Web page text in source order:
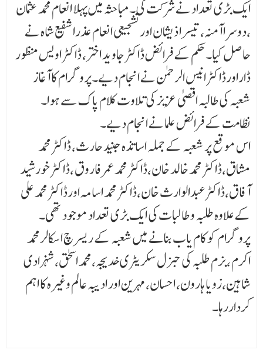
ایک بڑی تعداد نے شرکت کی۔مباحثہ میں پہلا انعام محمد عثمان
،دوسرا آمنہ،تیسرا ذیشان اور تشجیعی انعام عذرا شفیع شاہ نے
حاصل کیا۔حکم کے فرائض ڈاکٹر جاوید اختر، ڈاکٹر اویس منظور
ڈاراورڈاکٹر انیس الر حمن نے انجام دیے۔پروگرام کا آغاز
شعبہ کی طالبہ اقصیٰ عزیز کی تلاوت کلام پاک سے ہوا۔
نظامت کے فرائض علما نے انجام دیے۔
اس موقع پر شعبہ کے جملہ اساتذہ جنید حارث، ڈاکٹر محمد
مشاق،ڈاکٹر محمد خالد خان،ڈاکٹر محمد عمر فاروق ،ڈاکٹر خورشید
آفاق،ڈاکٹرعبدالوارث خان،ڈاکٹر محمد اسامہ اورڈاکٹر محمد علی
کے علاوہ طلبہ و طالبات کی ایک بڑی تعداد موجود تھی۔
پروگرام کو کام یاب بنانے میں شعبہ کے ریسرچ اسکالرمحمد
اکرم ،بزم طلبہ کی جنرل سکریٹری خدیجہ،محمد اسحق،شہزادی
شاہین،زویا ہارون، احسان، مہرین اور ادیبہ عالم وغیرہ کا اہم
کرداررہا۔